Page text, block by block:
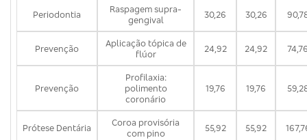
Periodontia
Raspagem supra-
gengival
30,26 30,26
Prevenção
Aplicação tópica de
flúor
24,92 24,92
Prevenção
Profilaxia:
polimento
coronário
19,76 19,76
Prótese Dentária
Coroa provisória
com pino
55,92 55,92